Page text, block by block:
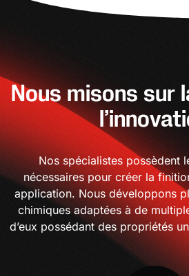
Nous misons sur
Nos spécialistes possèdent
nécessaires pour créer la
application. Nous développons
chimiques adaptées à de
d’eux possédant des propriétés